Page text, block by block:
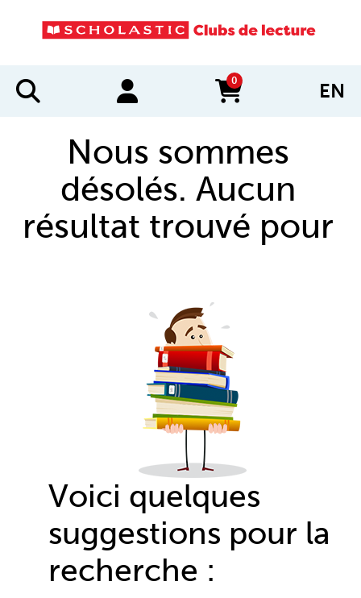
0
items in cart EN
Nous sommes
désolés. Aucun
résultat trouvé pour
Voici quelques
suggestions pour la
recherche :